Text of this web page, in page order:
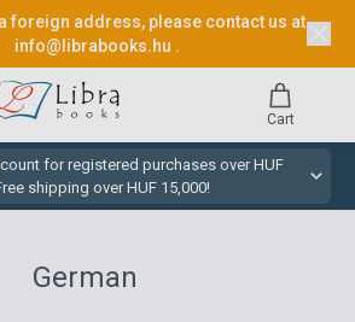
foreign address, please contact us at
info@librabooks.hu .
for registered purchases over HUF
shipping over HUF 15,000!
Cart
German